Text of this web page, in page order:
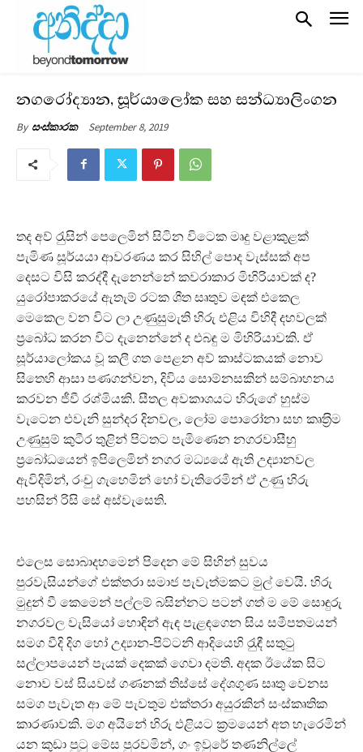
නගරෝද්‍යාන, සූර්යාලෝක සහ සන්ධ්‍යාලිංගන
By සංස්කාරක September 8, 2019
තද අව් රැුසින් පෙලෙමින් සිටින විටෙක මෘදු වළාකුළක්
පැමිණ සූර්යයා ආවරණය කර සිහිල් පොද වැස්සක් අප
දෙසට විසි කරද්දී දැනෙන්නේ කවරාකාර මිහිරියාවක් ද?
යුරෝපාකරයේ ඇතැම් රටක ශීත සෘතුව මඳක් එකෙල
මෙකෙල වන විට ලා උණුසුමැති හිරු එළිය විහිදී දහවලක්
ප‍්‍රබෝධ කරන විට දැනෙන්නේ ද එබඳු ම මිහිරියාවකි. ඒ
සූර්යාලෝකය වූ කලී ගත පෙළන අව් කාස්ටකයක් නොව
සිතෙහි ආසා පණගන්වන, දිවිය සොම්නසකින් සම්බාහනය
කරවන ජීවී රශ්මියකි. සීතල අවකාශයට හිරුගේ හුස්ම
වැටෙන එවැනි සුන්දර දිනවල, ලෝම පොරෝනා සහ කෘත‍්‍රිම
උණුසුම් කුටීර තුළින් පිටතට පැමිණෙන නගරවාසීහු
ප‍්‍රබෝධයෙන් ඉපිලෙමින් නගර මධ්‍යයේ ඇති උද්‍යානවල
ඇවිදිමින්, රංචු ගැහෙමින් හෝ වැතිරෙමින් ඒ උණු හිරු
පහසින් රිසි සේ අස්වැසෙති.
එලෙස සොබාදහමෙන් පිදෙන මේ සිහින් සුවය
පුරවැසියන්ගේ එක්තරා සමාජ පැවැත්මකට මුල් වෙයි. හිරු
මුදුන් වී කෙමෙන් පල්ලම් බසින්නට පටන් ගත් ම මේ සොඳුරු
නගරවල වැසියෝ හොඳින් ඇඳ පැළඳගෙන සිය සමීපතමයන්
සමග වීදි දිග හෝ උද්‍යාන-පිට්ටනි ආදියෙහි රැුඳී සතුටු
සල්ලාපයෙන් පැයක් දෙකක් ගෙවා දමති. අදක ඊයේක සිට
නොව වස් සියවස් ගණනක් තිස්සේ දේශගුණ සෘතු වෙනස
සමග පැවැත ආ මේ පැවතුම එක්තරා අයුරකින් සංස්කෘතික
කාරණාවකි. මග අයිනේ හිරු එළියට ක‍්‍රමයෙන් අත හැරෙමින්
යන කුඩා පුටු මේස පුරවමින්, ගං ඉවුරේ තණනිල්ලේ